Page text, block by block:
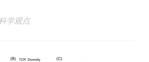
学观点